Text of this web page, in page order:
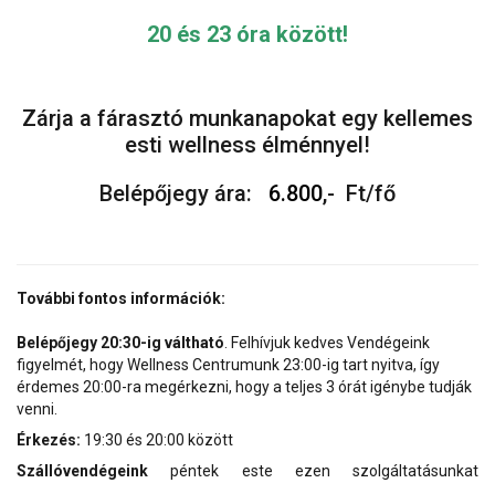
20 és 23 óra között!
Zárja a fárasztó munkanapokat egy kellemes
esti wellness élménnyel!
Belépőjegy ára:
6.800,- Ft/fő
További fontos információk:
Belépőjegy 20:30-ig váltható . Felhívjuk kedves Vendégeink
figyelmét, hogy Wellness Centrumunk 23:00-ig tart nyitva, így
érdemes 20:00-ra megérkezni, hogy a teljes 3 órát igénybe tudják
venni.
Érkezés: 19:30 és 20:00 között
Szállóvendégeink péntek este ezen szolgáltatásunkat